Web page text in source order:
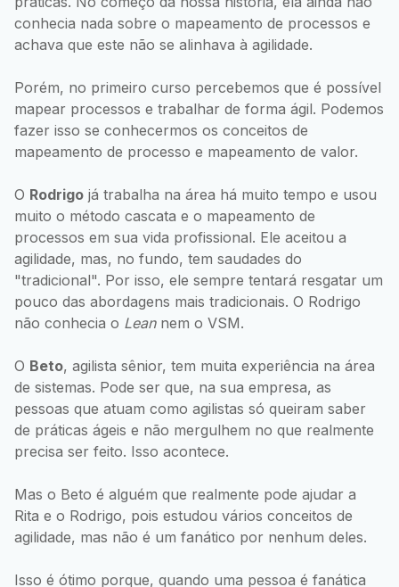
conhecia nada sobre o mapeamento de processos e
achava que este não se alinhava à agilidade.
Porém, no primeiro curso percebemos que é possível
mapear processos e trabalhar de forma ágil. Podemos
fazer isso se conhecermos os conceitos de
mapeamento de processo e mapeamento de valor.
O Rodrigo já trabalha na área há muito tempo e usou
muito o método cascata e o mapeamento de
processos em sua vida profissional. Ele aceitou a
agilidade, mas, no fundo, tem saudades do
"tradicional". Por isso, ele sempre tentará resgatar um
pouco das abordagens mais tradicionais. O Rodrigo
não conhecia o Leannem o VSM.
O Beto, agilista sênior, tem muita experiência na área
de sistemas. Pode ser que, na sua empresa, as
pessoas que atuam como agilistas só queiram saber
de práticas ágeis e não mergulhem no que realmente
precisa ser feito. Isso acontece.
Mas o Beto é alguém que realmente pode ajudar a
Rita e o Rodrigo, pois estudou vários conceitos de
agilidade, mas não é um fanático por nenhum deles.
Isso é ótimo porque, quando uma pessoa é fanática